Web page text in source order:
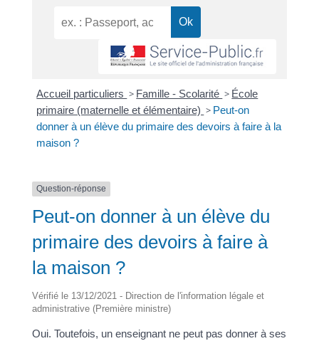
Accueil particuliers > Famille - Scolarité > École
primaire (maternelle et élémentaire) > Peut-on
donner à un élève du primaire des devoirs à faire à la
maison ?
Question-réponse
Peut-on donner à un élève du
primaire des devoirs à faire à
la maison ?
Vérifié le 13/12/2021 - Direction de l'information légale et
administrative (Première ministre)
Oui. Toutefois, un enseignant ne peut pas donner à ses